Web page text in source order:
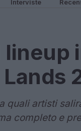
Interviste
lineup
quali artisti
completo e